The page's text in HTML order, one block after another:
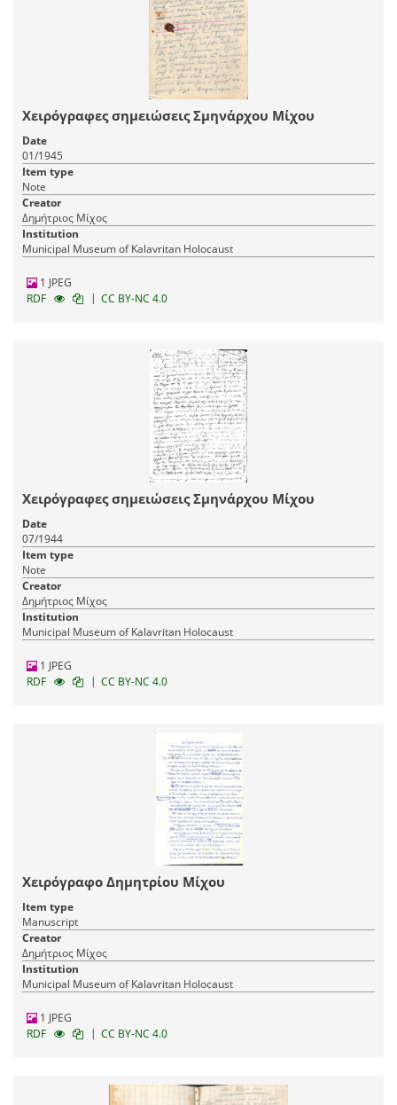
Χειρόγραφες σημειώσεις Σμηνάρχου Μίχου
Date
01/1945
Item type
Note
Creator
Δημήτριος Μίχος
Institution
Municipal Museum of Kalavritan Holocaust
1 JPEG
RDF
| CC BY-NC 4.0
Χειρόγραφες σημειώσεις Σμηνάρχου Μίχου
Date
07/1944
Item type
Note
Creator
Δημήτριος Μίχος
Institution
Municipal Museum of Kalavritan Holocaust
1 JPEG
RDF
| CC BY-NC 4.0
Χειρόγραφο Δημητρίου Μίχου
Item type
Manuscript
Creator
Δημήτριος Μίχος
Institution
Municipal Museum of Kalavritan Holocaust
1 JPEG
RDF
| CC BY-NC 4.0